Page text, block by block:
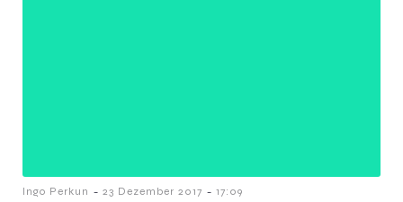
Ingo Perkun - 23 Dezember 2017 - 17:09